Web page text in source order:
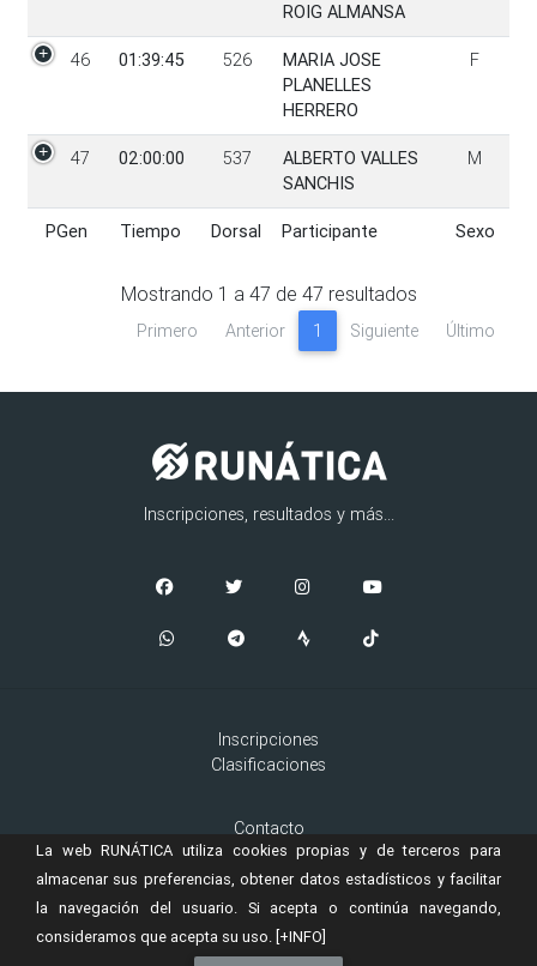
PGen Tiempo Dorsal Participante Sexo
ROIG ALMANSA
46 01:39:45 526
MARIA JOSE
PLANELLES
HERRERO
F
47 02:00:00 537
ALBERTO VALLES
SANCHIS
M
PGen Tiempo Dorsal Participante Sexo
Mostrando 1 a 47 de 47 resultados
Primero Anterior 1 Siguiente Último
Inscripciones, resultados y más...
Inscripciones
Clasificaciones
Contacto
Aviso Legal
Cookies
RUNÁTICAes una marca registrada de
La web RUNÁTICA utiliza cookies propias y de terceros para
almacenar sus preferencias, obtener datos estadísticos y facilitar
la navegación del usuario. Si acepta o continúa navegando,
consideramos que acepta su uso. [+INFO]